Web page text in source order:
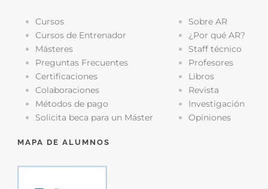
Cursos
Cursos de Entrenador
Másteres
Preguntas Frecuentes
Certificaciones
Colaboraciones
Métodos de pago
Solicita beca para un Máster
Sobre AR
¿Por qué AR?
Staff técnico
Profesores
Libros
Revista
Investigación
Opiniones
MAPA DE ALUMNOS